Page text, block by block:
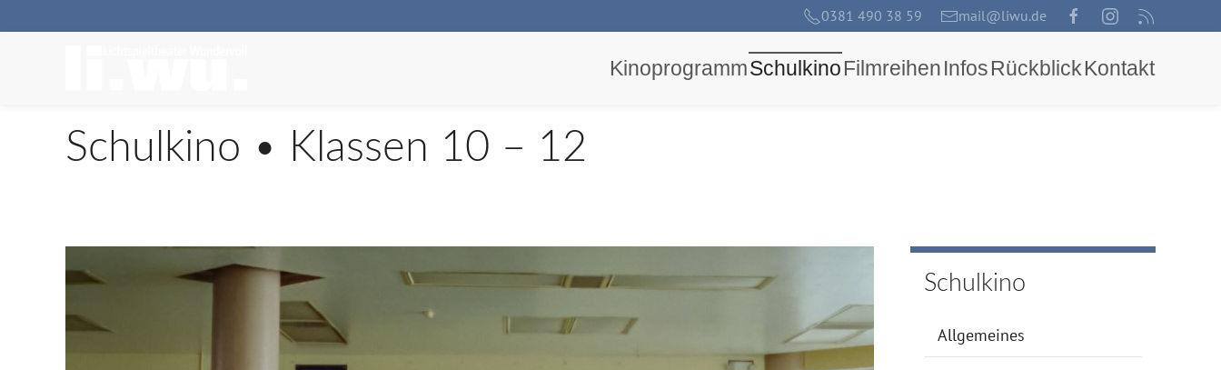
0381 490 38 59 mail@liwu.de
KinoprogrammSchulkino Filmreihen Infos Rückblick Kontakt
Schulkino • Klassen 10 – 12
Schulkino
Allgemeines